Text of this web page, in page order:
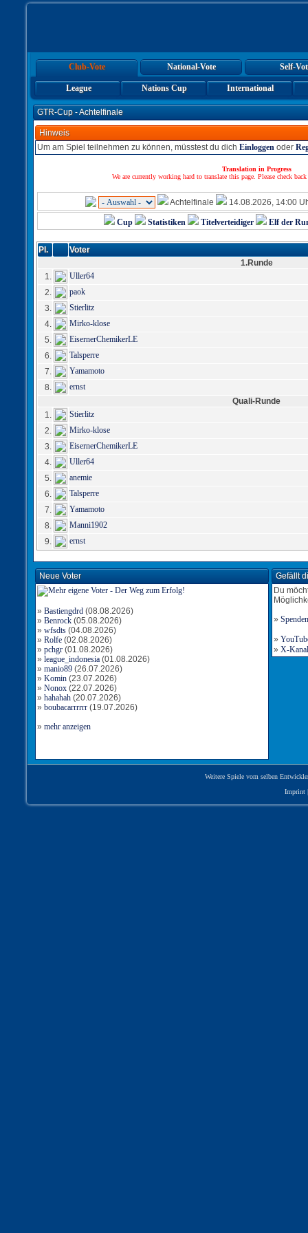
Club-Vote National-Vote Self-
League Nations Cup International
GTR-Cup - Achtelfinale
Hinweis
Um am Spiel teilnehmen zu können, müsstest du dich Einloggen oder
Translation in Progress
We are currently working hard to translate this page. Please check
Achtelfinale 14.08.2026, 14:00
Cup Statistiken Titelverteidiger Elf der
Pl.
Voter
1.Runde
1.
Uller64
2.
paok
3.
Stierlitz
4.
Mirko-klose
5.
EisernerChemikerLE
6.
Talsperre
7.
Yamamoto
8.
ernst
Quali-Runde
1.
Stierlitz
2.
Mirko-klose
3.
EisernerChemikerLE
4.
Uller64
5.
anemie
6.
Talsperre
7.
Yamamoto
8.
Manni1902
9.
ernst
Neue Voter
» Bastiengdrd (08.08.2026)
» Benrock (05.08.2026)
» wfsdts (04.08.2026)
» Rolfe (02.08.2026)
» pchgr (01.08.2026)
» league_indonesia (01.08.2026)
» manio89 (26.07.2026)
» Komin (23.07.2026)
» Nonox (22.07.2026)
» hahahah (20.07.2026)
» boubacarrrrrr (19.07.2026)
» mehr anzeigen
Gefällt
Du
» Spenden
»
» X-
Weitere Spiele vom selben
Imprint